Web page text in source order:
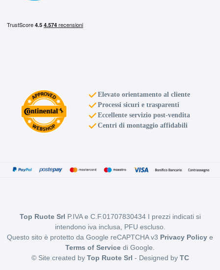
Elevato orientamento al cliente
Processi sicuri e trasparenti
Eccellente servizio post-vendita
Centri di montaggio affidabili
Top Ruote Srl P.IVA e C.F.01707830434 I prezzi indicati si
intendono iva inclusa, PFU escluso.
Questo sito è protetto da Google reCAPTCHA v3 Privacy Policy e
Terms of Service di Google.
© Site created by Top Ruote Srl - Designed by TC